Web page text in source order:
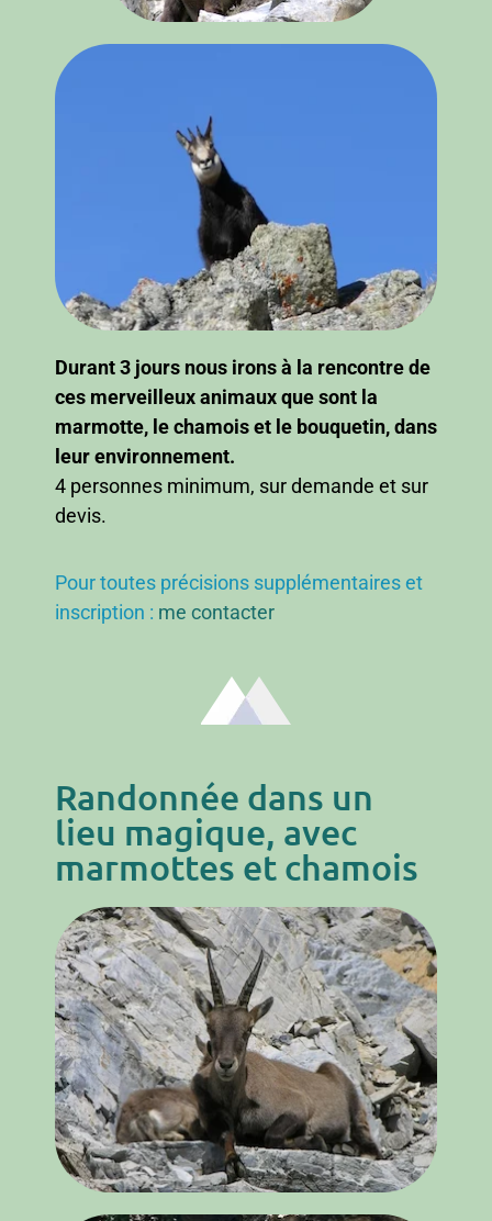
Durant 3 jours nous irons à la rencontre de
ces merveilleux animaux que sont la
marmotte, le chamois et le bouquetin, dans
leur environnement.
4 personnes minimum, sur demande et sur
devis.
Pour toutes précisions supplémentaires et
inscription : me contacter
Randonnée dans un
lieu magique, avec
marmottes et chamois